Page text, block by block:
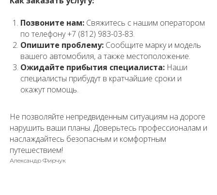
Позвоните нам: Свяжитесь с нашим оператором
по телефону +7 (812) 983-03-83.
Опишите проблему: Сообщите марку и модель
вашего автомобиля, а также местоположение.
Ожидайте прибытия специалиста: Наши
специалисты прибудут в кратчайшие сроки и
окажут помощь.
Не позволяйте непредвиденным ситуациям на дороге
нарушить ваши планы. Доверьтесь профессионалам и
наслаждайтесь безопасным и комфортным
путешествием!
Александр Фирчук